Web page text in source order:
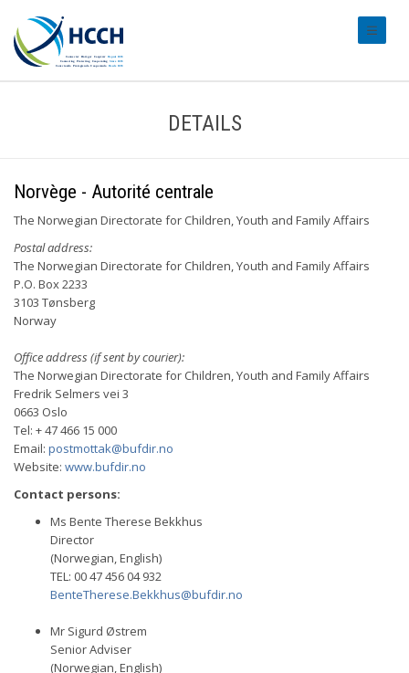
DETAILS
Norvège - Autorité centrale
The Norwegian Directorate for Children, Youth and Family Affairs
Postal address:
The Norwegian Directorate for Children, Youth and Family Affairs
P.O. Box 2233
3103 Tønsberg
Norway
Office address (if sent by courier):
The Norwegian Directorate for Children, Youth and Family Affairs
Fredrik Selmers vei 3
0663 Oslo
Tel: + 47 466 15 000
Email: postmottak@bufdir.no
Website: www.bufdir.no
Contact persons:
Ms Bente Therese Bekkhus
Director
(Norwegian, English)
TEL: 00 47 456 04 932
BenteTherese.Bekkhus@bufdir.no
Mr Sigurd Østrem
Senior Adviser
(Norwegian, English)